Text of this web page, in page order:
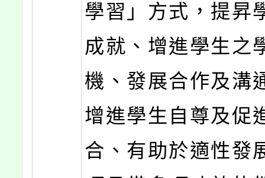
學習」方式，提昇
成就、增進學生之
機、發展合作及溝
增進學生自尊及促
合、有助於適性發